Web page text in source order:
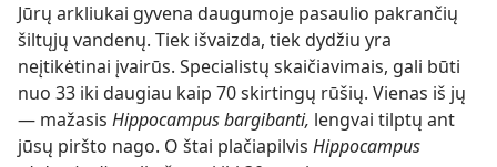
Jūrų arkliukai gyvena daugumoje pasaulio pakrančių
šiltųjų vandenų. Tiek išvaizda, tiek dydžiu yra
neįtikėtinai įvairūs. Specialistų skaičiavimais, gali būti
nuo 33 iki daugiau kaip 70 skirtingų rūšių. Vienas iš jų
— mažasis Hippocampus bargibanti, lengvai tilptų ant
jūsų piršto nago. O štai plačiapilvis Hippocampus